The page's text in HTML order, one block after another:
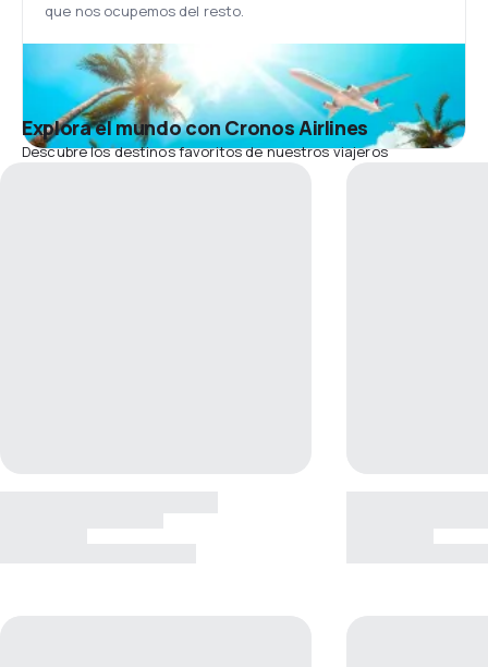
que nos ocupemos del resto.
Explora el mundo con Cronos Airlines
Descubre los destinos favoritos de nuestros viajeros